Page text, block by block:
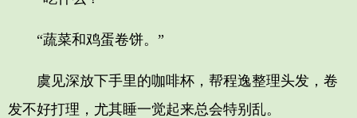
“蔬菜和鸡蛋卷饼。”
虞见深放下手里的咖啡杯，帮程逸整理头发，卷
发不好打理，尤其睡一觉起来总会特别乱。